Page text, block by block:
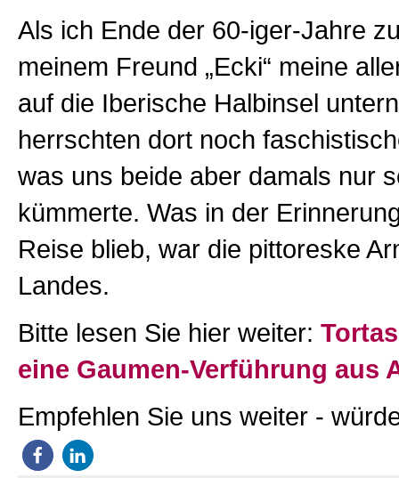
Als ich Ende der 60-iger-Jahre
meinem Freund „Ecki“ meine
auf die Iberische Halbinsel
herrschten dort noch
was uns beide aber damals nur
kümmerte. Was in der
Reise blieb, war die pittoreske
Landes.
Bitte lesen Sie hier weiter:
eine Gaumen-Verführung aus
Empfehlen Sie uns weiter -